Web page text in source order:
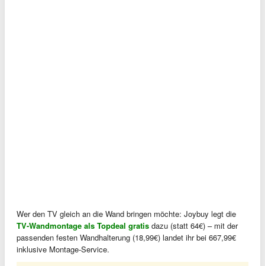
Wer den TV gleich an die Wand bringen möchte: Joybuy legt die
TV-Wandmontage als Topdeal gratis dazu (statt 64€) – mit der
passenden festen Wandhalterung (18,99€) landet ihr bei 667,99€
inklusive Montage-Service.